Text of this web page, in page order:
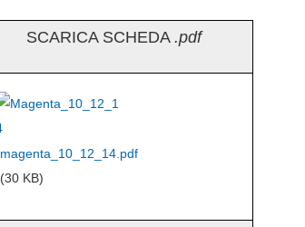
SCARICA SCHEDA .pdf
magenta_10_12_14.pdf
(30 KB)